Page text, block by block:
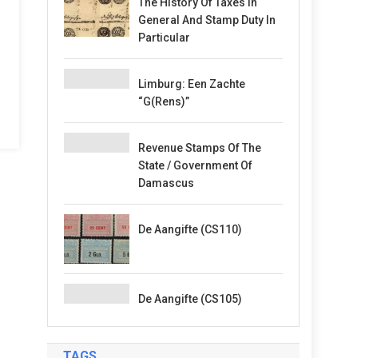
General And Stamp Duty In
Particular
Limburg: Een Zachte
“G(rens)”
Revenue Stamps Of The
State / Government Of
Damascus
De Aangifte (CS110)
De Aangifte (CS105)